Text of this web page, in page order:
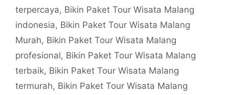
terpercaya, Bikin Paket Tour Wisata Malang
indonesia, Bikin Paket Tour Wisata Malang
Murah, Bikin Paket Tour Wisata Malang
profesional, Bikin Paket Tour Wisata Malang
terbaik, Bikin Paket Tour Wisata Malang
termurah, Bikin Paket Tour Wisata Malang